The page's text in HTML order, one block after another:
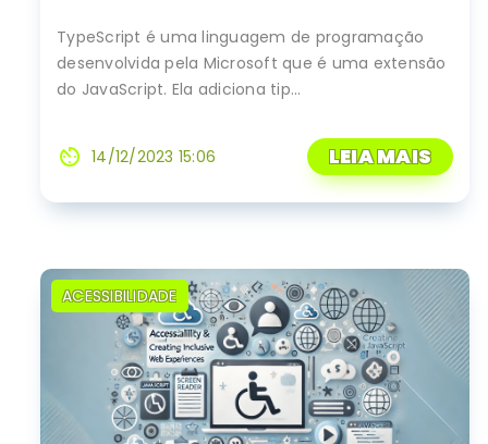
TypeScript é uma linguagem de programação
desenvolvida pela Microsoft que é uma extensão
do JavaScript. Ela adiciona tip...
av_timer 14/12/2023 15:06 LEIA MAIS
ACESSIBILIDADE